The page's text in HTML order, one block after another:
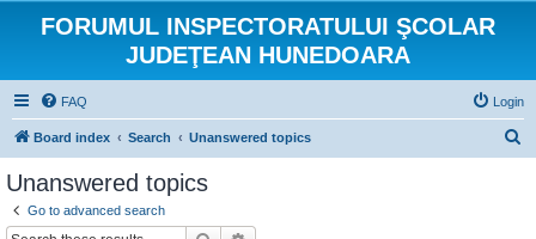
FORUMUL INSPECTORATULUI ŞCOLAR
JUDEŢEAN HUNEDOARA
FAQ Login
Board index Search Unanswered topics
Unanswered topics
Go to advanced search